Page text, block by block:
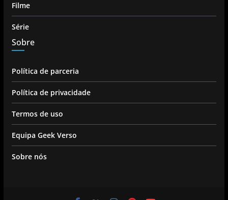
Filme
Série
Sobre
Política de parceria
Política de privacidade
Termos de uso
Equipa Geek Verso
Sobre nós